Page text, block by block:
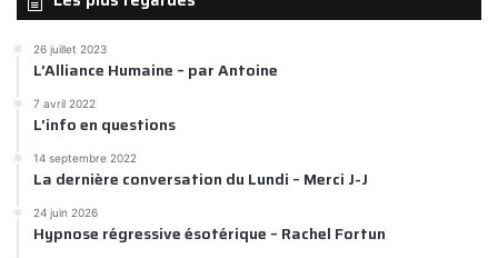
26 juillet 2023
L’Alliance Humaine – par Antoine
7 avril 2022
L’info en questions
14 septembre 2022
La dernière conversation du Lundi – Merci J-J
24 juin 2026
Hypnose régressive ésotérique – Rachel Fortun